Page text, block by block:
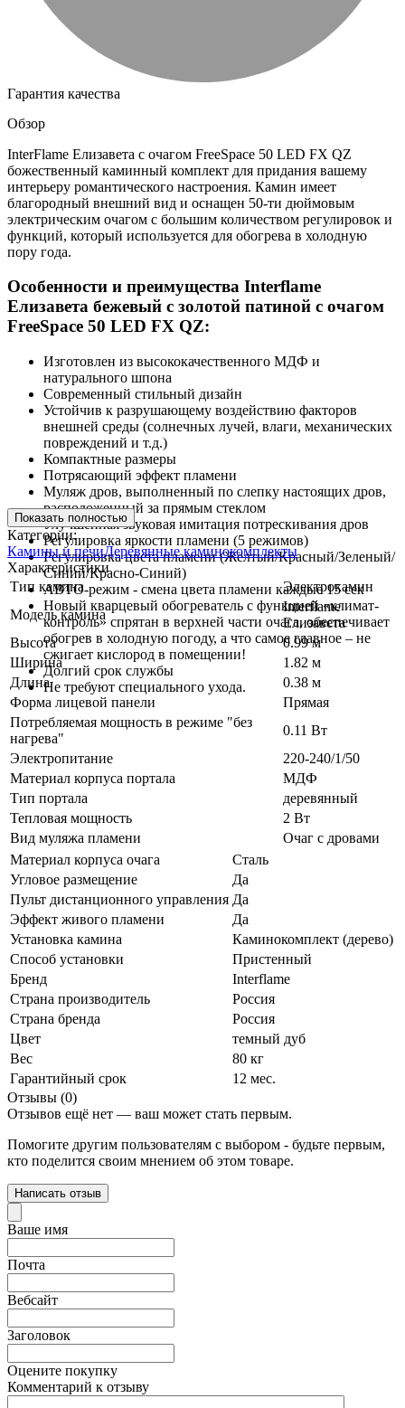
Гарантия качества
Обзор
InterFlame Елизавета с очагом FreeSpace 50 LED FX QZ
божественный каминный комплект для придания вашему
интерьеру романтического настроения. Камин имеет
благородный внешний вид и оснащен 50-ти дюймовым
электрическим очагом с большим количеством регулировок и
функций, который используется для обогрева в холодную
пору года.
Особенности и преимущества Interflame
Елизавета бежевый с золотой патиной с очагом
FreeSpace 50 LED FX QZ:
Изготовлен из высококачественного МДФ и
натурального шпона
Современный стильный дизайн
Устойчив к разрушающему воздействию факторов
внешней среды (солнечных лучей, влаги, механических
повреждений и т.д.)
Компактные размеры
Потрясающий эффект пламени
Муляж дров, выполненный по слепку настоящих дров,
расположенный за прямым стеклом
Улучшенная звуковая имитация потрескивания дров
Регулировка яркости пламени (5 режимов)
Регулировка цвета пламени (Жёлтый/Красный/Зеленый/
Синий/Красно-Синий)
АВТО-режим - смена цвета пламени каждые 15 сек
Новый кварцевый обогреватель с функцией «климат-
контроль» спрятан в верхней части очага, обеспечивает
обогрев в холодную погоду, а что самое главное – не
сжигает кислород в помещении!
Долгий срок службы
Не требуют специального ухода.
Показать полностью
Категории:
Камины и печиДеревянные каминокомплекты
Характеристики
Тип камина
Электрокамин
Модель камина
Interflame
Елизавета
Высота
0.99 м
Ширина
1.82 м
Длина
0.38 м
Форма лицевой панели
Прямая
Потребляемая мощность в режиме "без
нагрева"
0.11 Вт
Электропитание
220-240/1/50
Материал корпуса портала
МДФ
Тип портала
деревянный
Тепловая мощность
2 Вт
Вид муляжа пламени
Очаг с дровами
Материал корпуса очага
Сталь
Угловое размещение
Да
Пульт дистанционного управления Да
Эффект живого пламени
Да
Установка камина
Каминокомплект (дерево)
Способ установки
Пристенный
Бренд
Interflame
Страна производитель
Россия
Страна бренда
Россия
Цвет
темный дуб
Вес
80 кг
Гарантийный срок
12 мес.
Отзывы (0)
Отзывов ещё нет — ваш может стать первым.
Помогите другим пользователям с выбором - будьте первым,
кто поделится своим мнением об этом товаре.
Написать отзыв
Ваше имя
Почта
Вебсайт
Заголовок
Оцените покупку
Комментарий к отзыву